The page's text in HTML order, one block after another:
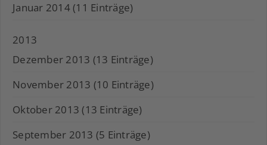
Januar 2014 (11 Einträge)
2013
Dezember 2013 (13 Einträge)
November 2013 (10 Einträge)
Oktober 2013 (13 Einträge)
September 2013 (5 Einträge)